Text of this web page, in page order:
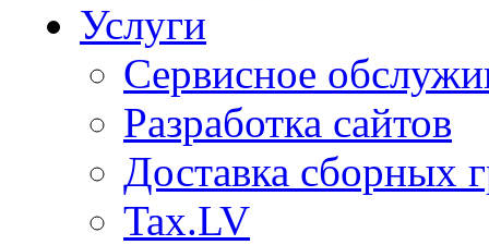
Услуги
Сервисное
Разработка сайтов
Доставка сборных
Tax.LV